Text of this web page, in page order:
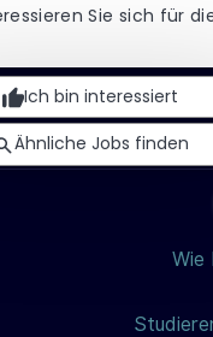
l
c
u
n
LinkedIn
teilen
Cookie-
Wie
Sie sich für
Ich bin interessiert
Ähnliche Jobs finden